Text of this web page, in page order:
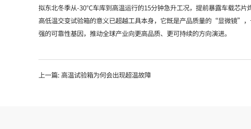
拟东北冬季从-30℃车库到高温运行的15分钟急升工况，提前暴露车载芯
高低温交变试验箱的意义已超越工具本身，它既是产品质量的“显微镜”
强的可靠性基因，推动全球产业向更高品质、更可持续的方向演进。
上一篇: 高温试验箱为何会出现超温故障